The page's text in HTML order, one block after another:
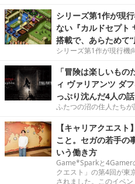
シリーズ第1作が現
ない『カルドセプト
搭載で、あらためて
シリーズ第1作が現行機
「冒険は楽しいも
ィ ヴァリアンツ ダ
っぷり沈んだ4人の話
ふたつの沼の住人たちが
【キャリアクエス
こと。セガの若手の
いう働き方
Game*Sparkと4Gamer
クエスト」の第4回が東
されました。このイベ